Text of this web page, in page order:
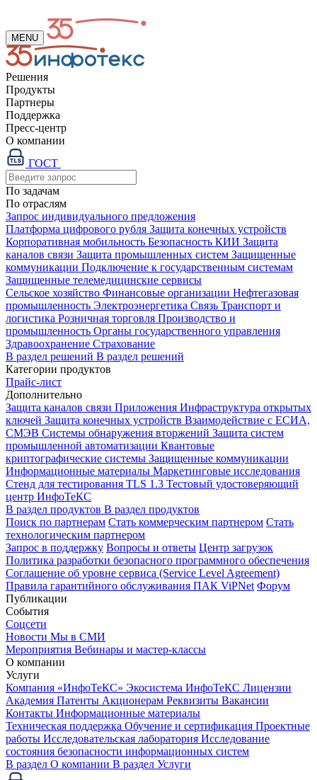
MENU
Решения
Продукты
Партнеры
Поддержка
Пресс-центр
О компании
ГОСТ
По задачам
По отраслям
Запрос индивидуального предложения
Платформа цифрового рубля Защита конечных устройств
Корпоративная мобильность Безопасность КИИ Защита
каналов связи Защита промышленных систем Защищенные
коммуникации Подключение к государственным системам
Защищенные телемедицинские сервисы
Сельское хозяйство Финансовые организации Нефтегазовая
промышленность Электроэнергетика Связь Транспорт и
логистика Розничная торговля Производство и
промышленность Органы государственного управления
Здравоохранение Страхование
В раздел решений В раздел решений
Категории продуктов
Прайс-лист
Дополнительно
Защита каналов связи Приложения Инфраструктура открытых
ключей Защита конечных устройств Взаимодействие с ЕСИА,
СМЭВ Системы обнаружения вторжений Защита систем
промышленной автоматизации Квантовые
криптографические системы Защищенные коммуникации
Информационные материалы Маркетинговые исследования
Стенд для тестирования TLS 1.3 Тестовый удостоверяющий
центр ИнфоТеКС
В раздел продуктов В раздел продуктов
Поиск по партнерам Стать коммерческим партнером Стать
технологическим партнером
Запрос в поддержку Вопросы и ответы Центр загрузок
Политика разработки безопасного программного обеспечения
Соглашение об уровне сервиса (Service Level Agreement)
Правила гарантийного обслуживания ПАК ViPNet Форум
Публикации
События
Соцсети
Новости Мы в СМИ
Мероприятия Вебинары и мастер-классы
О компании
Услуги
Компания «ИнфоТеКС» Экосистема ИнфоТеКС Лицензии
Академия Патенты Акционерам Реквизиты Вакансии
Контакты Информационные материалы
Техническая поддержка Обучение и сертификация Проектные
работы Исследовательская лаборатория Исследование
состояния безопасности информационных систем
В раздел О компании В раздел Услуги